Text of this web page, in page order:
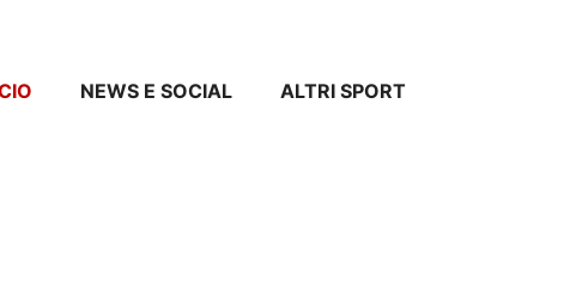
NEWS E SOCIAL ALTRI SPORT